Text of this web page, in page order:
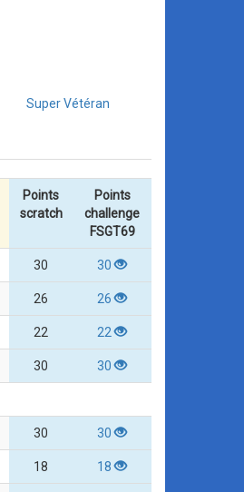
Super Vétéran
Points
scratch
Points
challenge
FSGT69
30 30
26 26
22 22
30 30
30 30
18 18